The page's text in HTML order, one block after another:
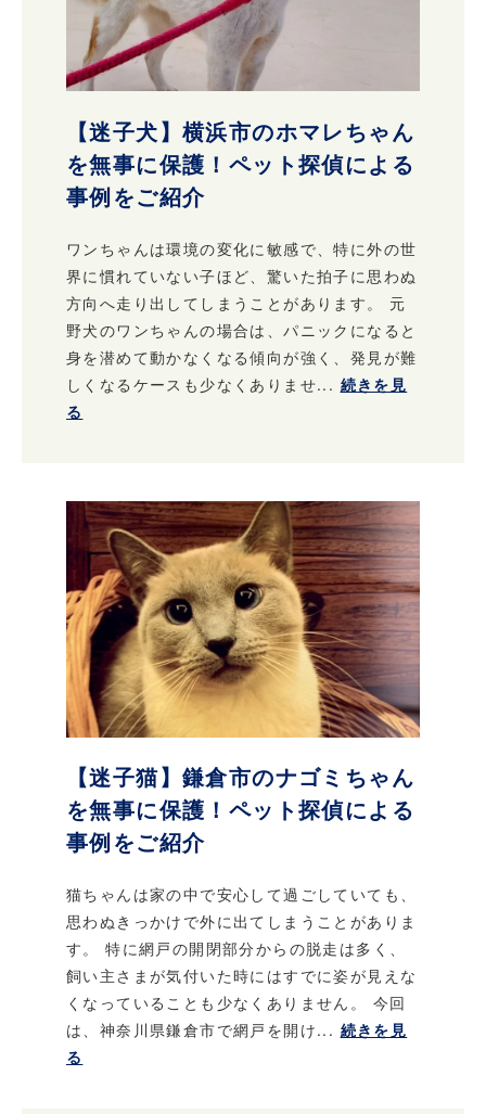
【迷子犬】横浜市のホマレちゃん
を無事に保護！ペット探偵による
事例をご紹介
ワンちゃんは環境の変化に敏感で、特に外の世
界に慣れていない子ほど、驚いた拍子に思わぬ
方向へ走り出してしまうことがあります。 元
野犬のワンちゃんの場合は、パニックになると
身を潜めて動かなくなる傾向が強く、発見が難
しくなるケースも少なくありませ... 続きを見
る
【迷子猫】鎌倉市のナゴミちゃん
を無事に保護！ペット探偵による
事例をご紹介
猫ちゃんは家の中で安心して過ごしていても、
思わぬきっかけで外に出てしまうことがありま
す。 特に網戸の開閉部分からの脱走は多く、
飼い主さまが気付いた時にはすでに姿が見えな
くなっていることも少なくありません。 今回
は、神奈川県鎌倉市で網戸を開け... 続きを見
る